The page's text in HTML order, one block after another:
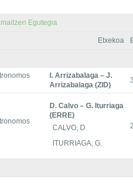
Egutegia
Etxekoa
I. Arrizabalaga – J.
Arrizabalaga (ZID)
D. Calvo – G. Iturriaga
(ERRE)
CALVO, D.
ITURRIAGA, G.